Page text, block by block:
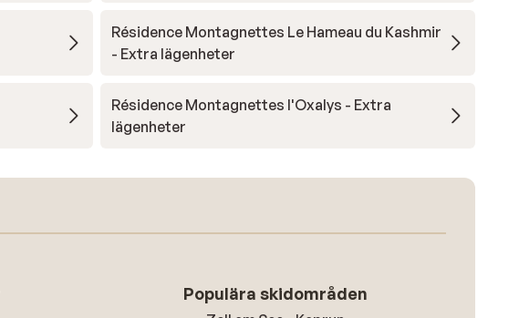
Résidence Montagnettes Le Hameau du Kashmir
- Extra lägenheter
Résidence Montagnettes l'Oxalys - Extra
lägenheter
Populära skidområden